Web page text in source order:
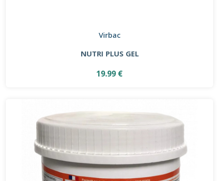
Virbac
NUTRI PLUS GEL
19.99 €